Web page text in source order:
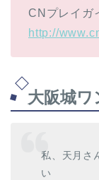
CNプレイガ
http://
大阪城ワ
私、天月さ
い